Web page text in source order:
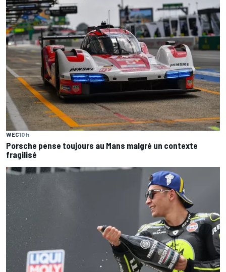
WEC10 h
Porsche pense toujours au Mans malgré un contexte
fragilisé